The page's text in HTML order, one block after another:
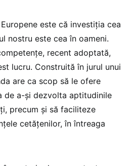
este că investiția cea
nostru este cea în oameni.
recent adoptată,
lucru. Construită în jurul unui
are ca scop să le ofere
de a-și dezvolta aptitudinile
precum și să faciliteze
cetățenilor, în întreaga